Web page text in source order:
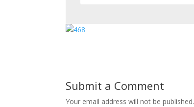
Submit a Comment
Your email address will not be published.